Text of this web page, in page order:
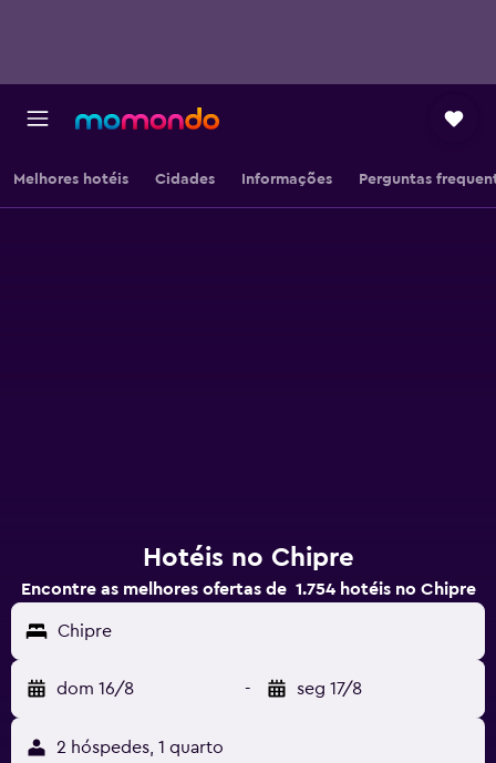
Melhores hotéis Cidades Informações Perguntas
Hotéis no Chipre
Encontre as melhores ofertas de 1.754 hotéis no Chipre
Chipre
dom 16/8 - seg 17/8
2 hóspedes, 1 quarto